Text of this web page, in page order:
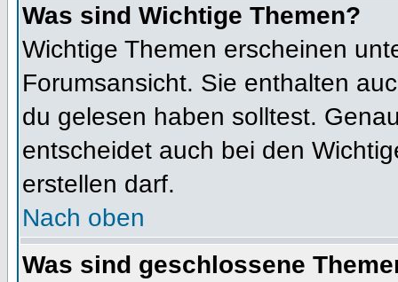
Was sind Wichtige Themen?
Wichtige Themen erscheinen
Forumsansicht. Sie enthalten
du gelesen haben solltest.
entscheidet auch bei den
erstellen darf.
Nach oben
Was sind geschlossene